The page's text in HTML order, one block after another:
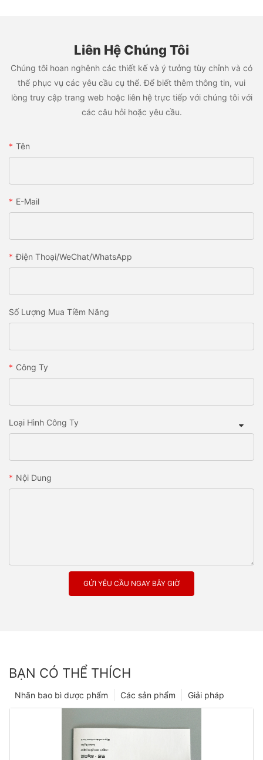
Liên Hệ Chúng Tôi
Chúng tôi hoan nghênh các thiết kế và ý tưởng tùy chỉnh và có
thể phục vụ các yêu cầu cụ thể. Để biết thêm thông tin, vui
lòng truy cập trang web hoặc liên hệ trực tiếp với chúng tôi với
các câu hỏi hoặc yêu cầu.
Tên
E-Mail
Điện Thoại/WeChat/WhatsApp
Số Lượng Mua Tiềm Năng
Công Ty
Loại Hình Công Ty
Nội Dung
GỬI YÊU CẦU NGAY BÂY GIỜ
BẠN CÓ THỂ THÍCH
Giải pháp
Các sản phẩm
Nhãn bao bì dược phẩm